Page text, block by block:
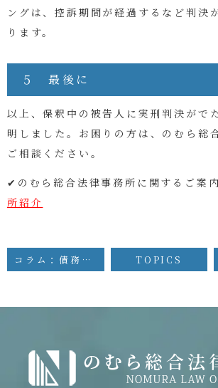
ングは、控訴期間が経過するなど判決
ります。
５ 最後に
以上、保釈中の被告人に実刑判決がで
明しました。お困りの方は、のむら総
ご相談ください。
✔のむら総合法律事務所に関するご案
所紹介
コラム：債務引受について TOPICS